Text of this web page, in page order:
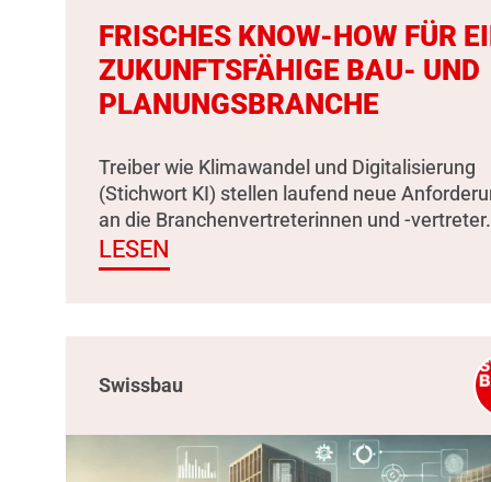
FRISCHES KNOW-HOW FÜR
ZUKUNFTSFÄHIGE BAU- UND
PLANUNGSBRANCHE
Treiber wie Klimawandel und Digitalisierung
(Stichwort KI) stellen laufend neue
an die Branchenvertreterinnen und -vertreter.
LESEN
Swissbau